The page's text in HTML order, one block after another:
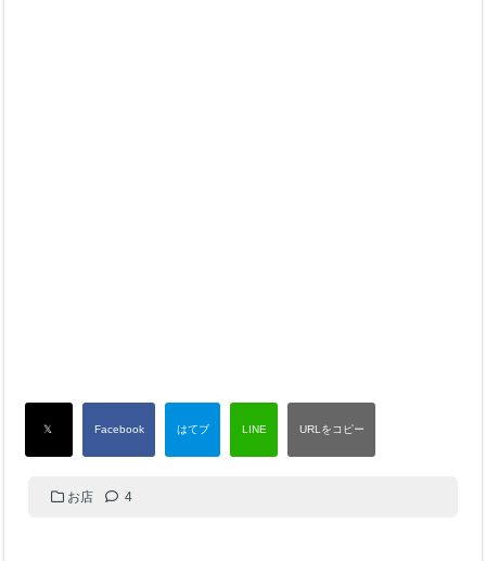
お店 4